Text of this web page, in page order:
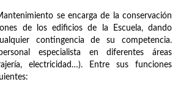
se encarga de la conservación
de los edificios de la Escuela, dando
contingencia de su competencia.
especialista en diferentes áreas
electricidad…). Entre sus funciones